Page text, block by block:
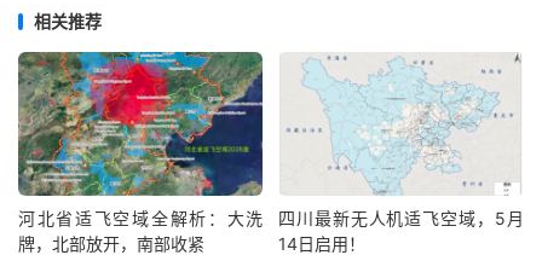
相关推荐
河北省适飞空域全解析：大洗
牌，北部放开，南部收紧
四川最新无人机适飞空域，5月
14日启用！